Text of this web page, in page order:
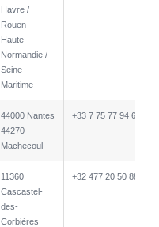
Havre /
Rouen
Haute
Normandie /
Seine-
Maritime
44000 Nantes
44270
Machecoul
+33 7 75 77 94 66
11360
Cascastel-
des-
Corbières
+32 477 20 50 88